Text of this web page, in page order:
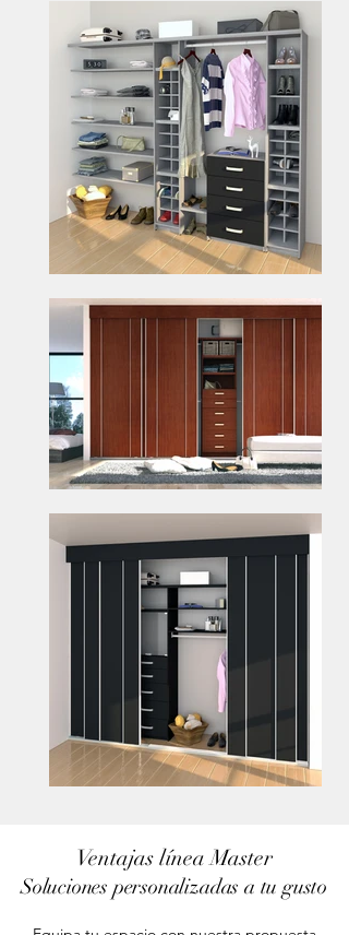
Ventajas línea Master
Soluciones personalizadas a tu gusto